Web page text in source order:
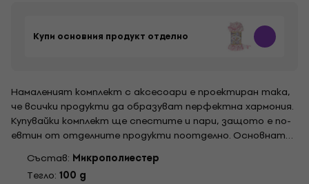
Купи основния продукт отделно
Намаленият комплект с аксесоари е проектиран така,
че всички продукти да образуват перфектна хармония.
Купувайки комплект ще спестите и пари, защото е по-
евтин от отделните продукти поотделно. Основната
снимка на комплекта е илюстративна.
Състав: Микрополиестер
Tегло: 100 g